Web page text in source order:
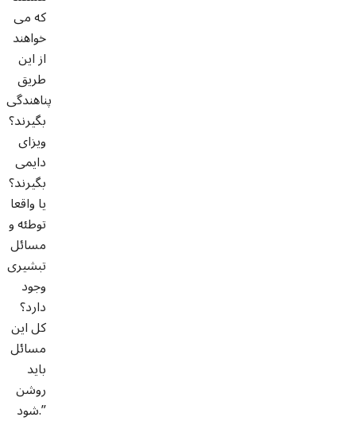
که می
خواهند
از این
طریق
پناهندگی
بگیرند؟
ویزای
دایمی
بگیرند؟
یا واقعا
توطئه و
مسائل
تبشیری
وجود
دارد؟
کل این
مسائل
باید
روشن
شود.”